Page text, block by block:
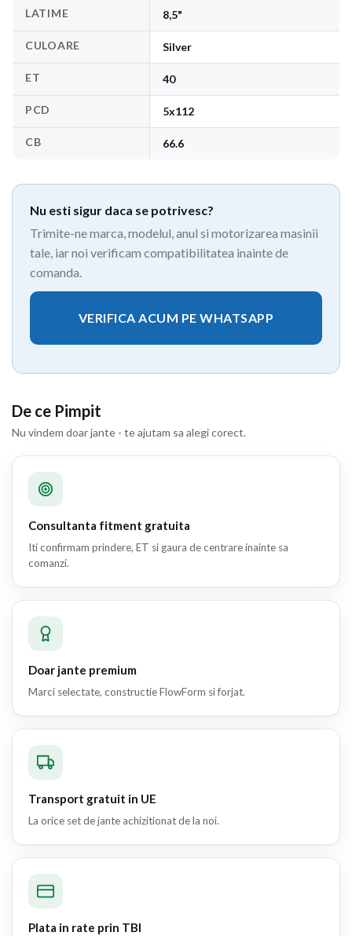
LATIME 8,5"
CULOARE Silver
ET 40
PCD 5x112
CB 66.6
Nu esti sigur daca se potrivesc?
Trimite-ne marca, modelul, anul si motorizarea masinii
tale, iar noi verificam compatibilitatea inainte de
comanda.
VERIFICA ACUM PE WHATSAPP
De ce Pimpit
Nu vindem doar jante - te ajutam sa alegi corect.
Consultanta fitment gratuita
Iti confirmam prindere, ET si gaura de centrare inainte sa
comanzi.
Doar jante premium
Marci selectate, constructie FlowForm si forjat.
Transport gratuit in UE
La orice set de jante achizitionat de la noi.
Plata in rate prin TBI